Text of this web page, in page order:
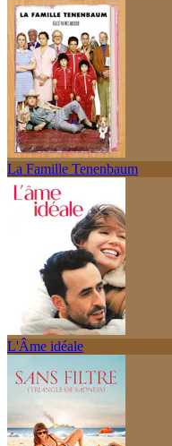
La Famille Tenenbaum
L'Âme idéale